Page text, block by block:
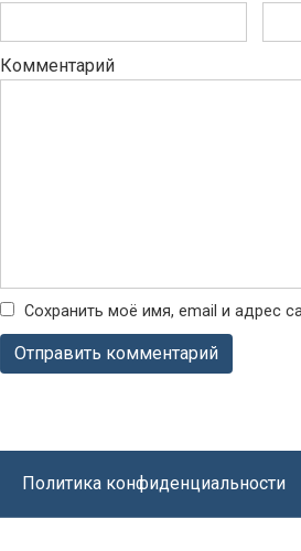
Комментарий
Сохранить моё имя, email и адрес
Политика конфиденциальности